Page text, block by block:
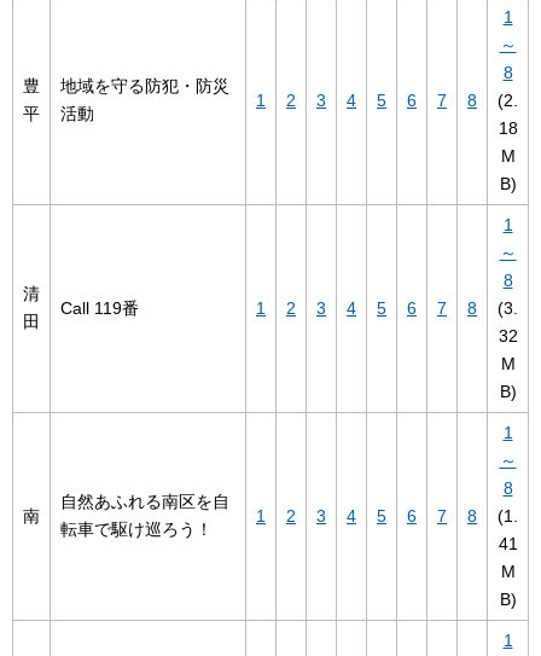
豊
平
地域を守る防犯・防災
活動
1 2 3 4 5 6 7 8
1
～
8
(2.
18
M
B)
清
田
Call 119番 1 2 3 4 5 6 7 8
1
～
8
(3.
32
M
B)
南
自然あふれる南区を自
転車で駆け巡ろう！
1 2 3 4 5 6 7 8
1
～
8
(1.
41
M
B)
1